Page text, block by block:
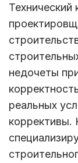
недочеты
реальных